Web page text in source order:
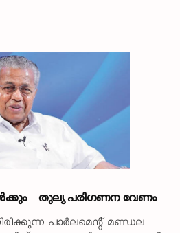
തുല്യ പരിഗണന വേണം
പാർലമെന്റ് മണ്ഡല